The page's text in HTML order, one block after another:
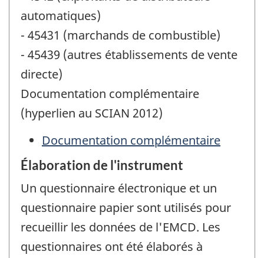
automatiques)
- 45431 (marchands de combustible)
- 45439 (autres établissements de vente
directe)
Documentation complémentaire
(hyperlien au SCIAN 2012)
Documentation complémentaire
Élaboration de l'instrument
Un questionnaire électronique et un
questionnaire papier sont utilisés pour
recueillir les données de l'EMCD. Les
questionnaires ont été élaborés à